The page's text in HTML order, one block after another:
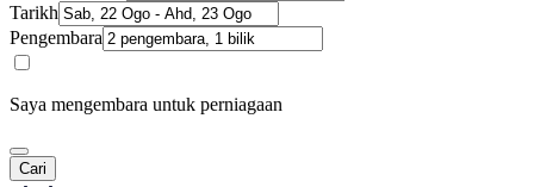
Tarikh
Pengembara
Saya mengembara untuk perniagaan
Cari